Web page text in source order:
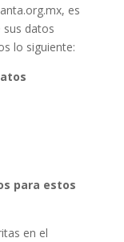
es
sus datos
lo siguiente:
para estos
en el